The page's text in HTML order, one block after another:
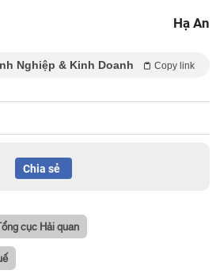
Hạ An
Nghiệp & Kinh Doanh Copy link
Chia sẻ
cục Hải quan